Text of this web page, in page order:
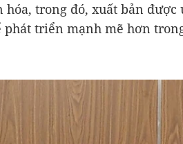
hóa, trong đó, xuất bản được
triển mạnh mẽ hơn